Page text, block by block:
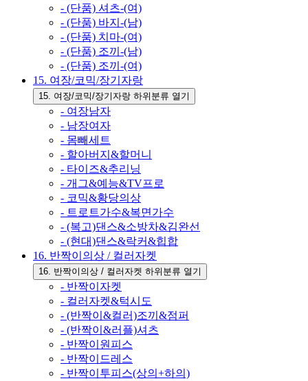
- (단품) 셔츠-(여)
- (단품) 바지-(남)
- (단품) 치마-(여)
- (단품) 조끼-(남)
- (단품) 조끼-(여)
15. 여장/코믹/장기자랑
15. 여장/코믹/장기자랑 하위분류 열기
- 여장남자
- 남장여자
- 몸빼세트
- 할아버지&할머니
- 타이즈&추리닝
- 개그&예능&TV프로
- 코믹&황당의상
- 트로트가수&복면가수
- (복고)댄스&소방차&김완선
- (현대)댄스&락커&힙합
16. 반짝이의상 / 컬러자켓
16. 반짝이의상 / 컬러자켓 하위분류 열기
- 반짝이자켓
- 컬러자켓&턱시도
- (반짝이&컬러)조끼&점퍼
- (반짝이&러플)셔츠
- 반짝이원피스
- 반짝이드레스
- 반짝이투피스(상의+하의)